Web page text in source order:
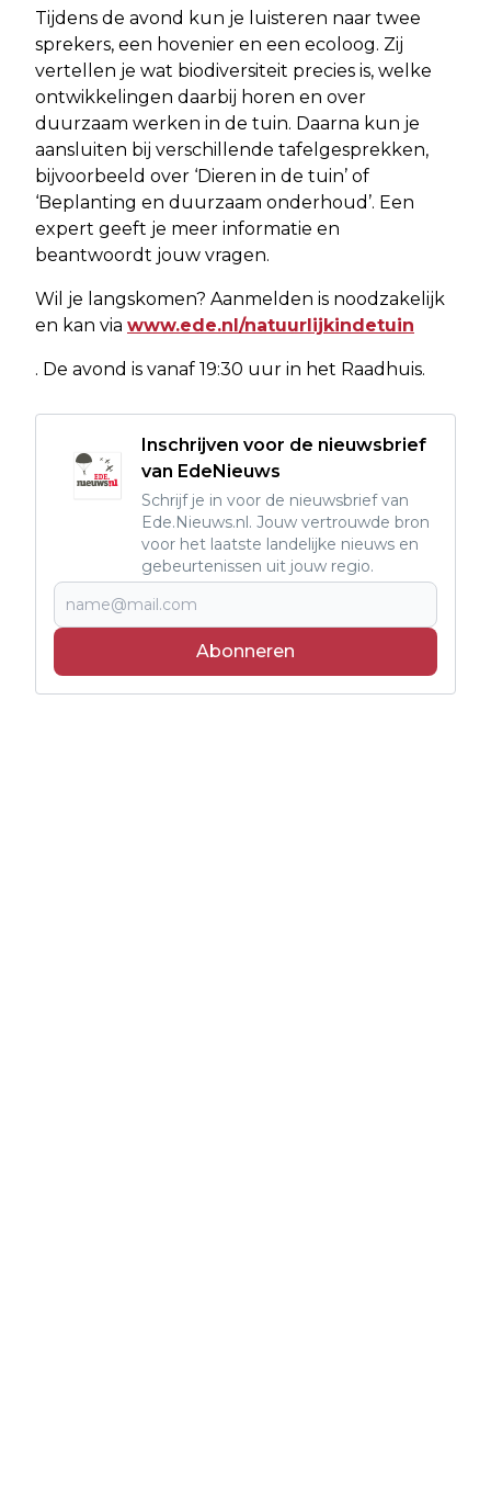
Tijdens de avond kun je luisteren naar twee
sprekers, een hovenier en een ecoloog. Zij
vertellen je wat biodiversiteit precies is, welke
ontwikkelingen daarbij horen en over
duurzaam werken in de tuin. Daarna kun je
aansluiten bij verschillende tafelgesprekken,
bijvoorbeeld over ‘Dieren in de tuin’ of
‘Beplanting en duurzaam onderhoud’. Een
expert geeft je meer informatie en
beantwoordt jouw vragen.
Wil je langskomen? Aanmelden is noodzakelijk
en kan via www.ede.nl/natuurlijkindetuin
. De avond is vanaf 19:30 uur in het Raadhuis.
Inschrijven voor de nieuwsbrief
van EdeNieuws
Schrijf je in voor de nieuwsbrief van
Ede.Nieuws.nl. Jouw vertrouwde bron
voor het laatste landelijke nieuws en
gebeurtenissen uit jouw regio.
Abonneren